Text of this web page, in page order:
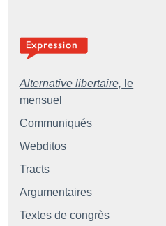
Alternative libertaire, le
mensuel
Communiqués
Webditos
Tracts
Argumentaires
Textes de congrès